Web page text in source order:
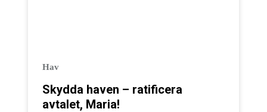
Hav
Skydda haven – ratificera
avtalet, Maria!